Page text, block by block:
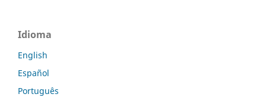
Idioma
English
Español
Português